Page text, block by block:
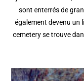
sont enterrés de
également devenu un
cemetery se trouve